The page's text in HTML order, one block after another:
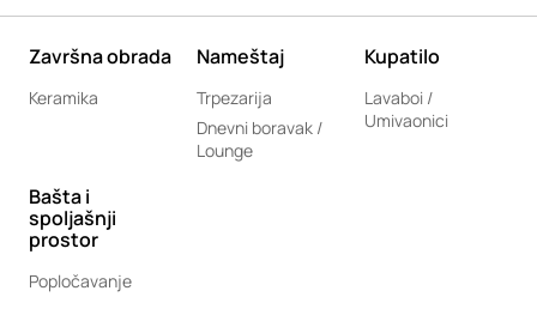
Završna obrada
Keramika
Nameštaj
Trpezarija
Dnevni boravak /
Lounge
Kupatilo
Lavaboi /
Umivaonici
Bašta i
spoljašnji
prostor
Popločavanje